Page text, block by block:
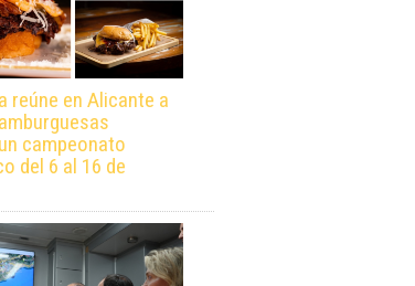
reúne en Alicante a
campeonato
del 6 al 16 de